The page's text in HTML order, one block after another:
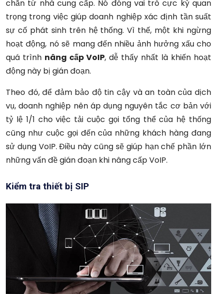
chắn từ nhà cung cấp. Nó đóng vai trò cực kỳ quan
trọng trong việc giúp doanh nghiệp xác định tần suất
sự cố phát sinh trên hệ thống. Vì thế, một khi ngừng
hoạt động, nó sẽ mang đến nhiều ảnh hưởng xấu cho
quá trình nâng cấp VoIP, dễ thấy nhất là khiến hoạt
động này bị gián đoạn.
Theo đó, để đảm bảo độ tin cậy và an toàn của dịch
vụ, doanh nghiệp nên áp dụng nguyên tắc cơ bản với
tỷ lệ 1/1 cho việc tải cuộc gọi tổng thể của hệ thống
cũng như cuộc gọi đến của những khách hàng đang
sử dụng VoIP. Điều này cũng sẽ giúp hạn chế phần lớn
những vấn đề gián đoạn khi nâng cấp VoIP.
Kiểm tra thiết bị SIP